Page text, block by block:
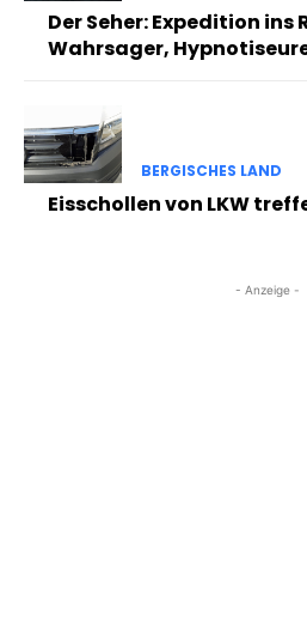
Der Seher: Expedition ins
Wahrsager,
BERGISCHES LAND
Eisschollen von LKW
- Anzeige -